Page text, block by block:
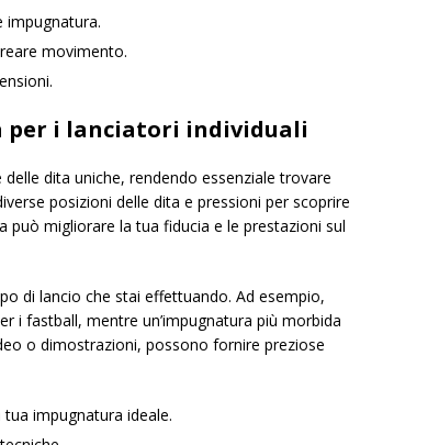
impugnatura.
movimento.
per i lanciatori individuali
dita uniche, rendendo essenziale trovare
posizioni delle dita e pressioni per scoprire
può migliorare la tua fiducia e le prestazioni sul
di lancio che stai effettuando. Ad esempio,
i fastball, mentre un’impugnatura più morbida
o dimostrazioni, possono fornire preziose
impugnatura ideale.